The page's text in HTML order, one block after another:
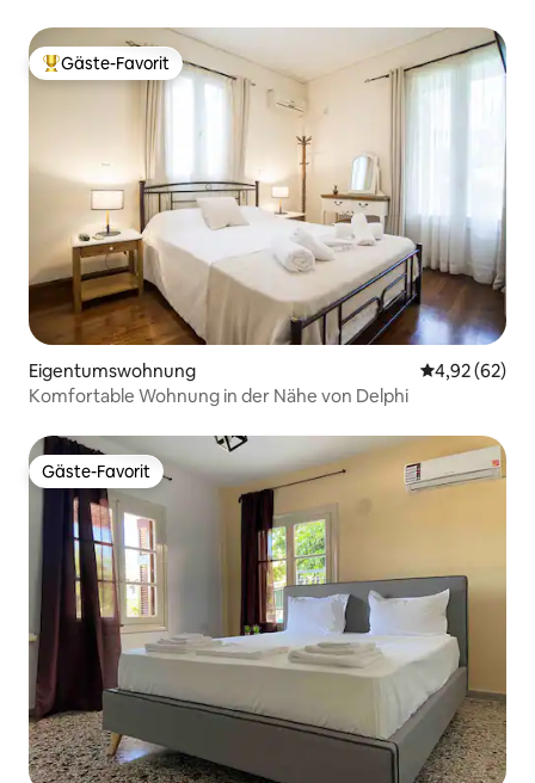
Beliebter Gäste-Favorit.
Gäste-Favorit
Eigentumswohnung
4,92 (62)
Komfortable Wohnung in der Nähe von Delphi
Gäste-Favorit
Gäste-Favorit